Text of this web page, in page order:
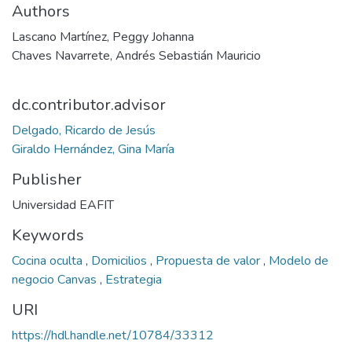
Authors
Lascano Martínez, Peggy Johanna
Chaves Navarrete, Andrés Sebastián Mauricio
dc.contributor.advisor
Delgado, Ricardo de Jesús
Giraldo Hernández, Gina María
Publisher
Universidad EAFIT
Keywords
Cocina oculta , Domicilios , Propuesta de valor, Modelo de
negocio Canvas , Estrategia
URI
https://hdl.handle.net/10784/33312